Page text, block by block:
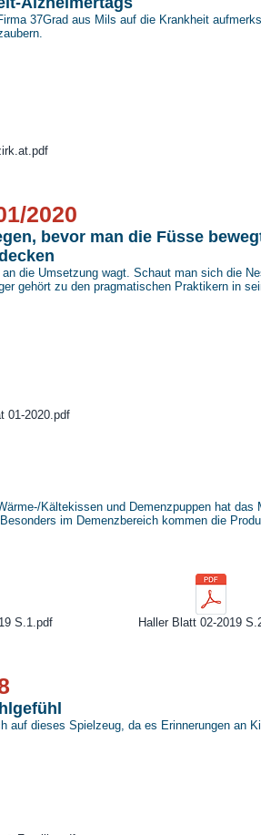
37Grad aus Mils auf die Krankheit
01-2020.pdf
2020
bevor man die Füsse
die Umsetzung wagt. Schaut man sich die
gehört zu den pragmatischen Praktikern in
S.1.pdf Haller Blatt 02-2019
Kältekissen und Demenzpuppen hat
im Demenzbereich kommen die
auf dieses Spielzeug, da es Erinnerungen an